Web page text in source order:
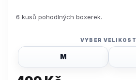
6 kusů pohodlných boxerek.
VYBER VELIKOST
M